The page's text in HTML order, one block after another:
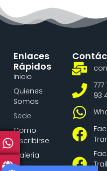
Enlaces
Rápidos
Inicio
Quienes
Somos
Sede
Como
Inscribirse
Galeria
777
93
Trail